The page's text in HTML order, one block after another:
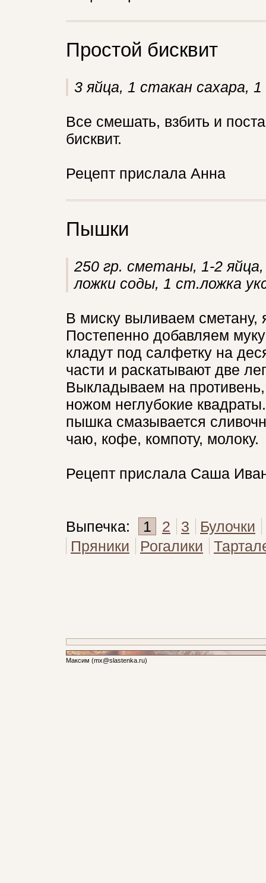
Простой бисквит
3 яйца, 1 стакан сахара,
Все смешать, взбить и
бисквит.
Рецепт прислала Анна
Пышки
250 гр. сметаны, 1-2
ложки соды, 1 ст.ложка
В миску выливаем сметану,
Постепенно добавляем
кладут под салфетку на
части и раскатывают две
Выкладываем на
ножом неглубокие
пышка смазывается
чаю, кофе, компоту, молоку.
Рецепт прислала Саша
Выпечка: 1 2 3
Булочки
Пряники
Рогалики
Максим (mx@slastenka.ru)